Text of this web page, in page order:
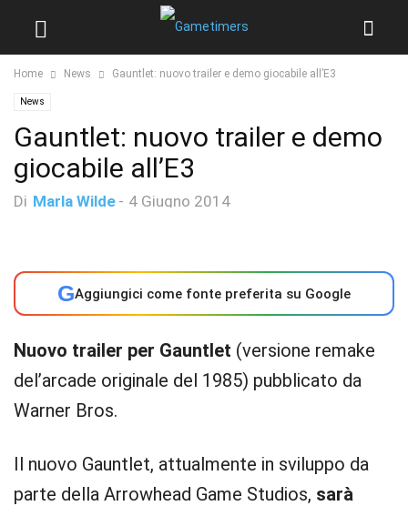
Home News Gauntlet: nuovo trailer e demo giocabile all’E3
News
Gauntlet: nuovo trailer e demo
giocabile all’E3
Di Marla Wilde - 4 Giugno 2014
GAggiungici come fonte preferita su Google
Nuovo trailer per Gauntlet (versione remake
del’arcade originale del 1985) pubblicato da
Warner Bros.
Il nuovo Gauntlet, attualmente in sviluppo da
parte della Arrowhead Game Studios, sarà